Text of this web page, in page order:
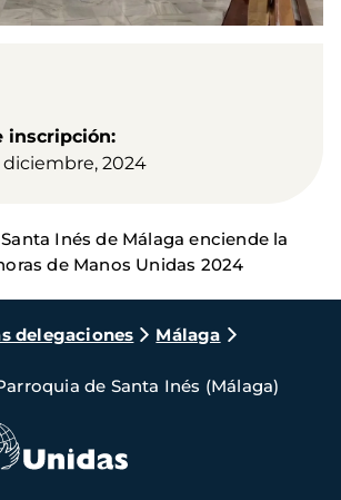
inscripción
diciembre, 2024
Inés de Málaga enciende la
de Manos Unidas 2024
delegaciones
Málaga
de Santa Inés (Málaga)